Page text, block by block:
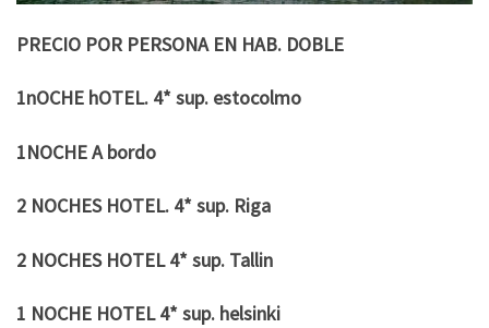
PRECIO POR PERSONA EN HAB. DOBLE
1nOCHE hOTEL. 4* sup. estocolmo
1NOCHE A bordo
2 NOCHES HOTEL. 4* sup. Riga
2 NOCHES HOTEL 4* sup. Tallin
1 NOCHE HOTEL 4* sup. helsinki